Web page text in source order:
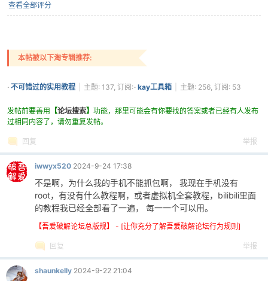
查看全部评分
本帖被以下淘专辑推荐:
· 不可错过的实用教程
主题: 137, 订阅:· kay工具箱 主题: 256, 订阅: 53
发帖前要善用 【论坛搜索】 功能，那里可能会有你要找的答案或者已经有人发布
过相同内容了，请勿重复发帖。
回复 举报
iwwyx520 2024-9-24 17:38
不是啊，为什么我的手机不能抓包啊， 我现在手机没有
root，有没有什么教程啊，或者虚拟机全套教程，bilibili里面
的教程我已经全部看了一遍， 每一一个可以用。
【吾爱破解论坛总版规】 - [让你充分了解吾爱破解论坛行为规则]
回复 举报
shaunkelly 2024-9-22 21:04